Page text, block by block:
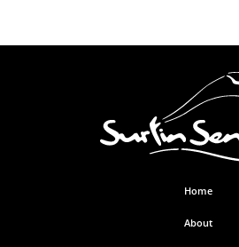
Home
About